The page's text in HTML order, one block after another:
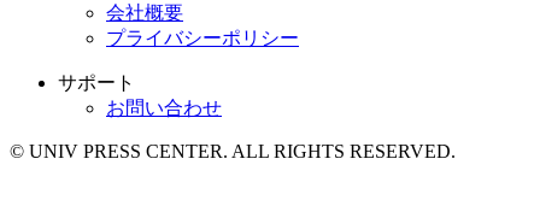
会社概要
プライバシーポリシー
サポート
お問い合わせ
© UNIV PRESS CENTER. ALL RIGHTS RESERVED.